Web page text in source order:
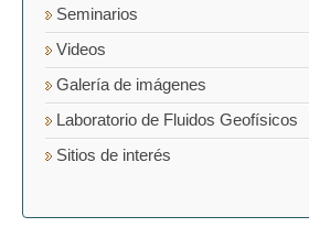
Seminarios
Videos
Galería de imágenes
Laboratorio de Fluidos Geofísicos
Sitios de interés